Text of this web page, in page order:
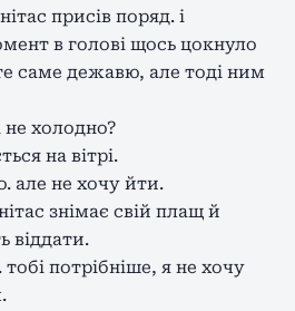
присів поряд. і
в голові щось цокнуло
саме дежавю, але тоді ним
холодно?
на вітрі.
але не хочу йти.
знімає свій плащ й
віддати.
потрібніше, я не хочу